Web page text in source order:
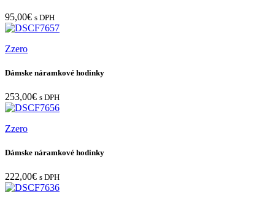
95,00€ s DPH
Zzero
Dámske náramkové hodinky
253,00€ s DPH
Zzero
Dámske náramkové hodinky
222,00€ s DPH